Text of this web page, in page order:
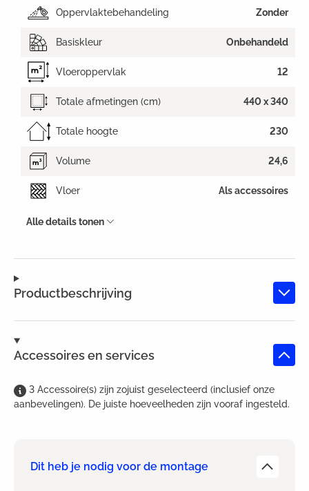
Productbeschrijving
Accessoires en services
3 Accessoire(s) zijn zojuist geselecteerd (inclusief onze
aanbevelingen). De juiste hoeveelheden zijn vooraf ingesteld.
Dit heb je nodig voor de montage
Oppervlaktebehandeling Zonder
Basiskleur Onbehandeld
Vloeroppervlak 12
Totale afmetingen (cm) 440 x 340
Totale hoogte 230
Volume 24,6
Vloer Als accessoires
Alle details tonen